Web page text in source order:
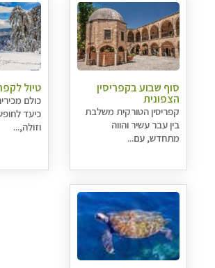
סוף שבוע בקפריסין
הצפונית
קפריסין הטורקית משלבת
בין עבר עשיר והווה
מתחדש, עם...
טיול
כולם
כיעד
וזולה,...